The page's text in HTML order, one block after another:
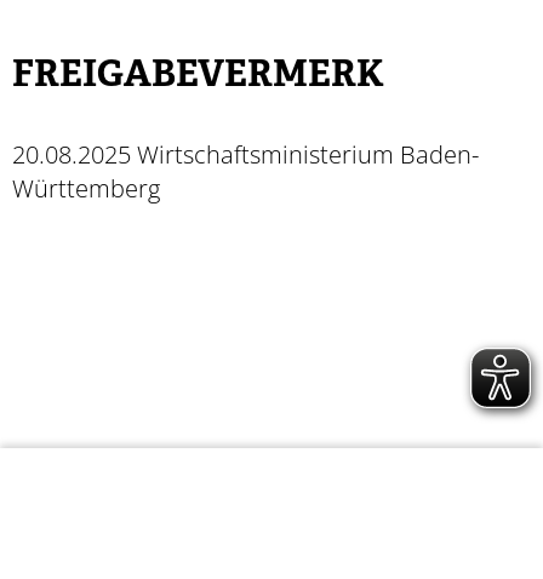
FREIGABEVERMERK
20.08.2025 Wirtschaftsministerium Baden-
Württemberg